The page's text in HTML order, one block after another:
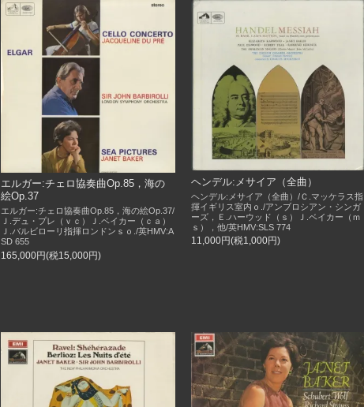
エルガー:チェロ協奏曲Op.85，海の
絵Op.37
エルガー:チェロ協奏曲Op.85，海の絵Op.37/
Ｊ.デュ・プレ（ｖｃ）Ｊ.ベイカー（ｃａ）
Ｊ.バルビローリ指揮ロンドンｓｏ./英HMV:A
SD 655
165,000円(税15,000円)
ヘンデル:メサイア（全曲）
ヘンデル:メサイア（全曲）/Ｃ.マッケラス指
揮イギリス室内ｏ./アンブロシアン・シンガ
ーズ，Ｅ.ハーウッド（ｓ）Ｊ.ベイカー（ｍ
ｓ），他/英HMV:SLS 774
11,000円(税1,000円)